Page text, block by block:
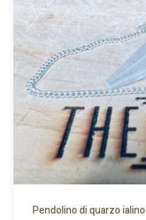
Pendolino di quarzo ialino